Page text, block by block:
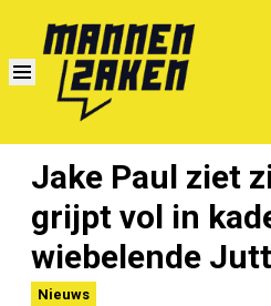
Jake Paul ziet
grijpt vol in
wiebelende
Nieuws